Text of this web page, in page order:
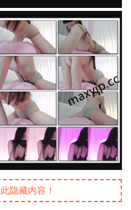
隐藏内容！